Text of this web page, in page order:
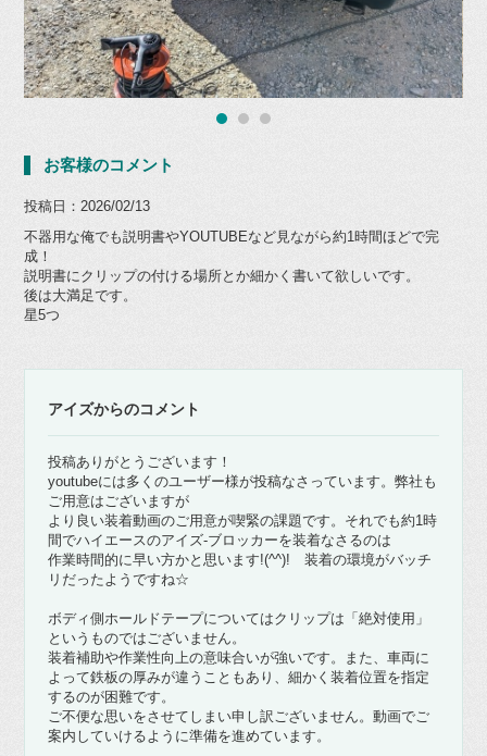
お客様のコメント
投稿日：2026/02/13
不器用な俺でも説明書やYOUTUBEなど見ながら約1時間ほどで完
成！
説明書にクリップの付ける場所とか細かく書いて欲しいです。
後は大満足です。
星5つ
アイズからのコメント
投稿ありがとうございます！
youtubeには多くのユーザー様が投稿なさっています。弊社も
ご用意はございますが
より良い装着動画のご用意が喫緊の課題です。それでも約1時
間でハイエースのアイズ-ブロッカーを装着なさるのは
作業時間的に早い方かと思います!(^^)! 装着の環境がバッチ
リだったようですね☆
ボディ側ホールドテープについてはクリップは「絶対使用」
というものではございません。
装着補助や作業性向上の意味合いが強いです。また、車両に
よって鉄板の厚みが違うこともあり、細かく装着位置を指定
するのが困難です。
ご不便な思いをさせてしまい申し訳ございません。動画でご
案内していけるように準備を進めています。